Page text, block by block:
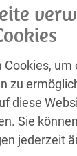
Cookies,
zu
diese
Sie
jederzeit